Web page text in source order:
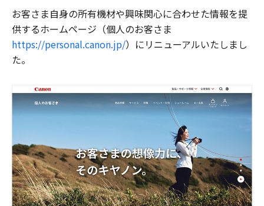
お客さま自身の所有機材や興味関心に合わせた情報を提
供するホームページ（個人のお客さま
https://personal.canon.jp/）にリニューアルいたしまし
た。